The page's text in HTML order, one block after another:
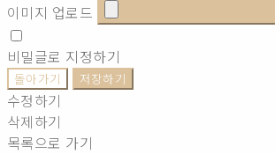
이미지 업로드
비밀글로 지정하기
돌아가기 저장하기
수정하기
삭제하기
목록으로 가기